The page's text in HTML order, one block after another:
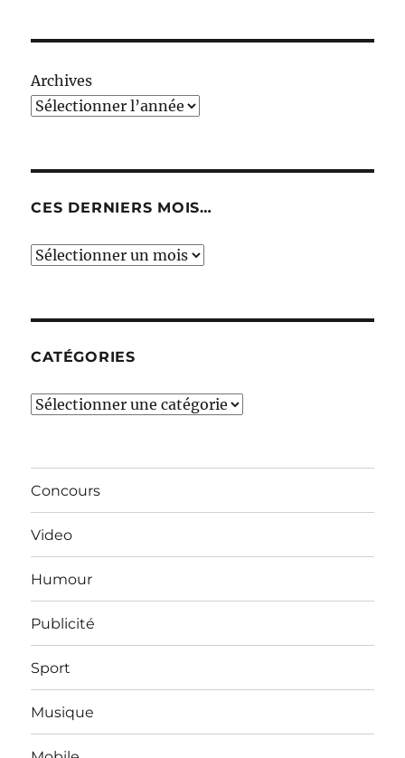
Archives
CES DERNIERS MOIS…
Ces
CATÉGORIES
Catégories
Concours
Video
Humour
Publicité
Sport
Musique